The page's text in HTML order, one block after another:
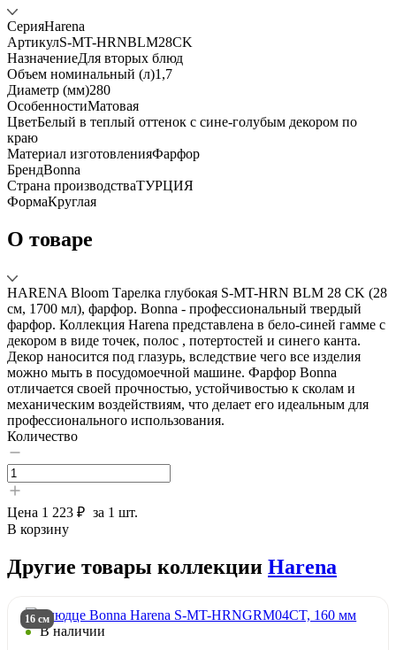
СерияHarena
АртикулS-MT-HRNBLM28CK
НазначениеДля вторых блюд
Объем номинальный (л)1,7
Диаметр (мм)280
ОсобенностиМатовая
ЦветБелый в теплый оттенок с сине-голубым декором по
краю
Материал изготовленияФарфор
БрендBonna
Страна производстваТУРЦИЯ
ФормаКруглая
О товаре
HARENA Bloom Тарелка глубокая S-MT-HRN BLM 28 CK (28
см, 1700 мл), фарфор. Bonna - профессиональный твердый
фарфор. Коллекция Harena представлена в бело-синей гамме с
декором в виде точек, полос , потертостей и синего канта.
Декор наносится под глазурь, вследствие чего все изделия
можно мыть в посудомоечной машине. Фарфор Bonna
отличается своей прочностью, устойчивостью к сколам и
механическим воздействиям, что делает его идеальным для
профессионального использования.
Количество
Цена 1 223 ₽ за 1 шт.
В корзину
Другие товары коллекции Harena
16 см
В наличии